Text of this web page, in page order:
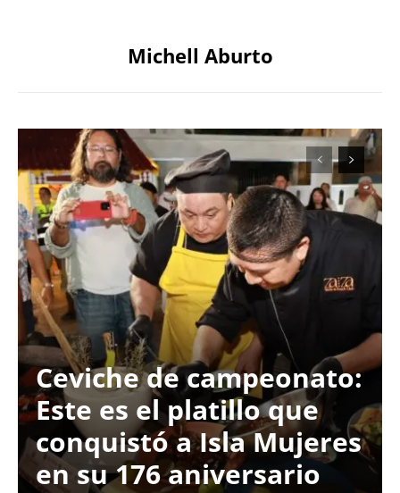
Michell Aburto
Ceviche de campeonato:
Este es el platillo que
conquistó a Isla Mujeres
en su 176 aniversario